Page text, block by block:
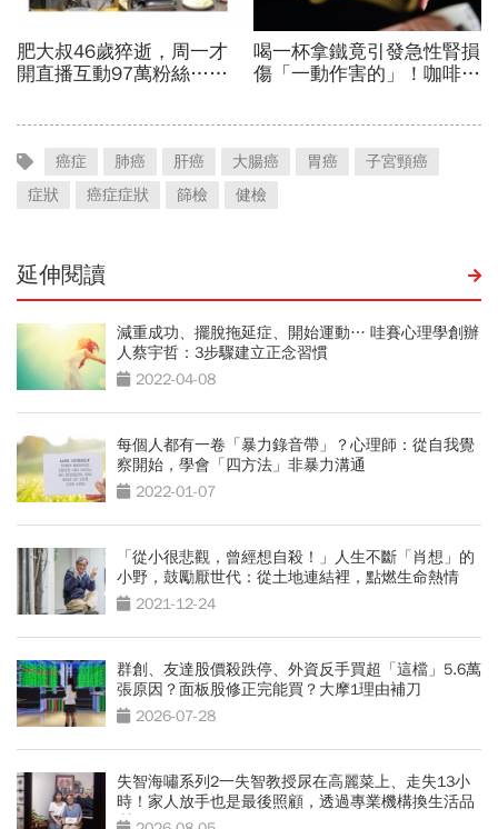
癌症 肺癌 肝癌 大腸癌 胃癌
子宮頸癌
症狀
癌症症狀 篩檢 健檢
延伸閱讀
減重成功、擺脫拖延症、開始運動… 哇賽心理學創辦
人蔡宇哲：3步驟建立正念習慣
2022-04-08
每個人都有一卷「暴力錄音帶」？心理師：從自我覺
察開始，學會「四方法」非暴力溝通
2022-01-07
「從小很悲觀，曾經想自殺！」人生不斷「肖想」的
小野，鼓勵厭世代：從土地連結裡，點燃生命熱情
2021-12-24
群創、友達股價殺跌停、外資反手買超「這檔」5.6萬
張原因？面板股修正完能買？大摩1理由補刀
2026-07-28
失智海嘯系列2一失智教授尿在高麗菜上、走失13小
時！家人放手也是最後照顧，透過專業機構換生活品
質